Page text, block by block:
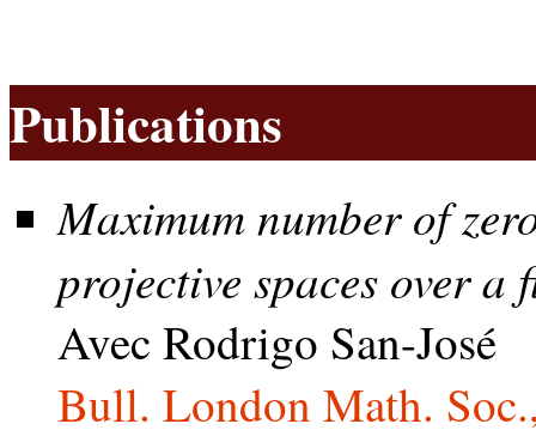
Publications
Maximum number of
projective spaces over a
Avec Rodrigo San-José
Bull. London Math.